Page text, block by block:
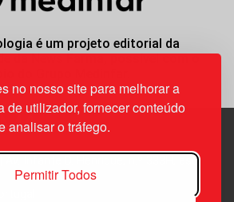
no nosso site para melhorar a
de utilizador, fornecer conteúdo
analisar o tráfego.
Permitir Todos
é um projeto editorial da
da News Farma, possível com o
Av. Infante D. Henrique, n.º 333H, esc.